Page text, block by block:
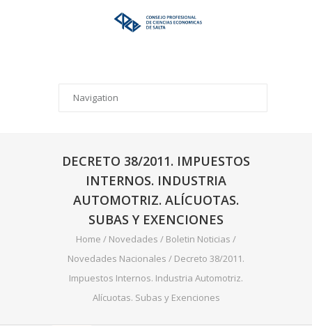
DECRETO 38/2011. IMPUESTOS
INTERNOS. INDUSTRIA
AUTOMOTRIZ. ALÍCUOTAS.
SUBAS Y EXENCIONES
Home / Novedades / Boletin Noticias /
Novedades Nacionales / Decreto 38/2011.
Impuestos Internos. Industria Automotriz.
Alícuotas. Subas y Exenciones